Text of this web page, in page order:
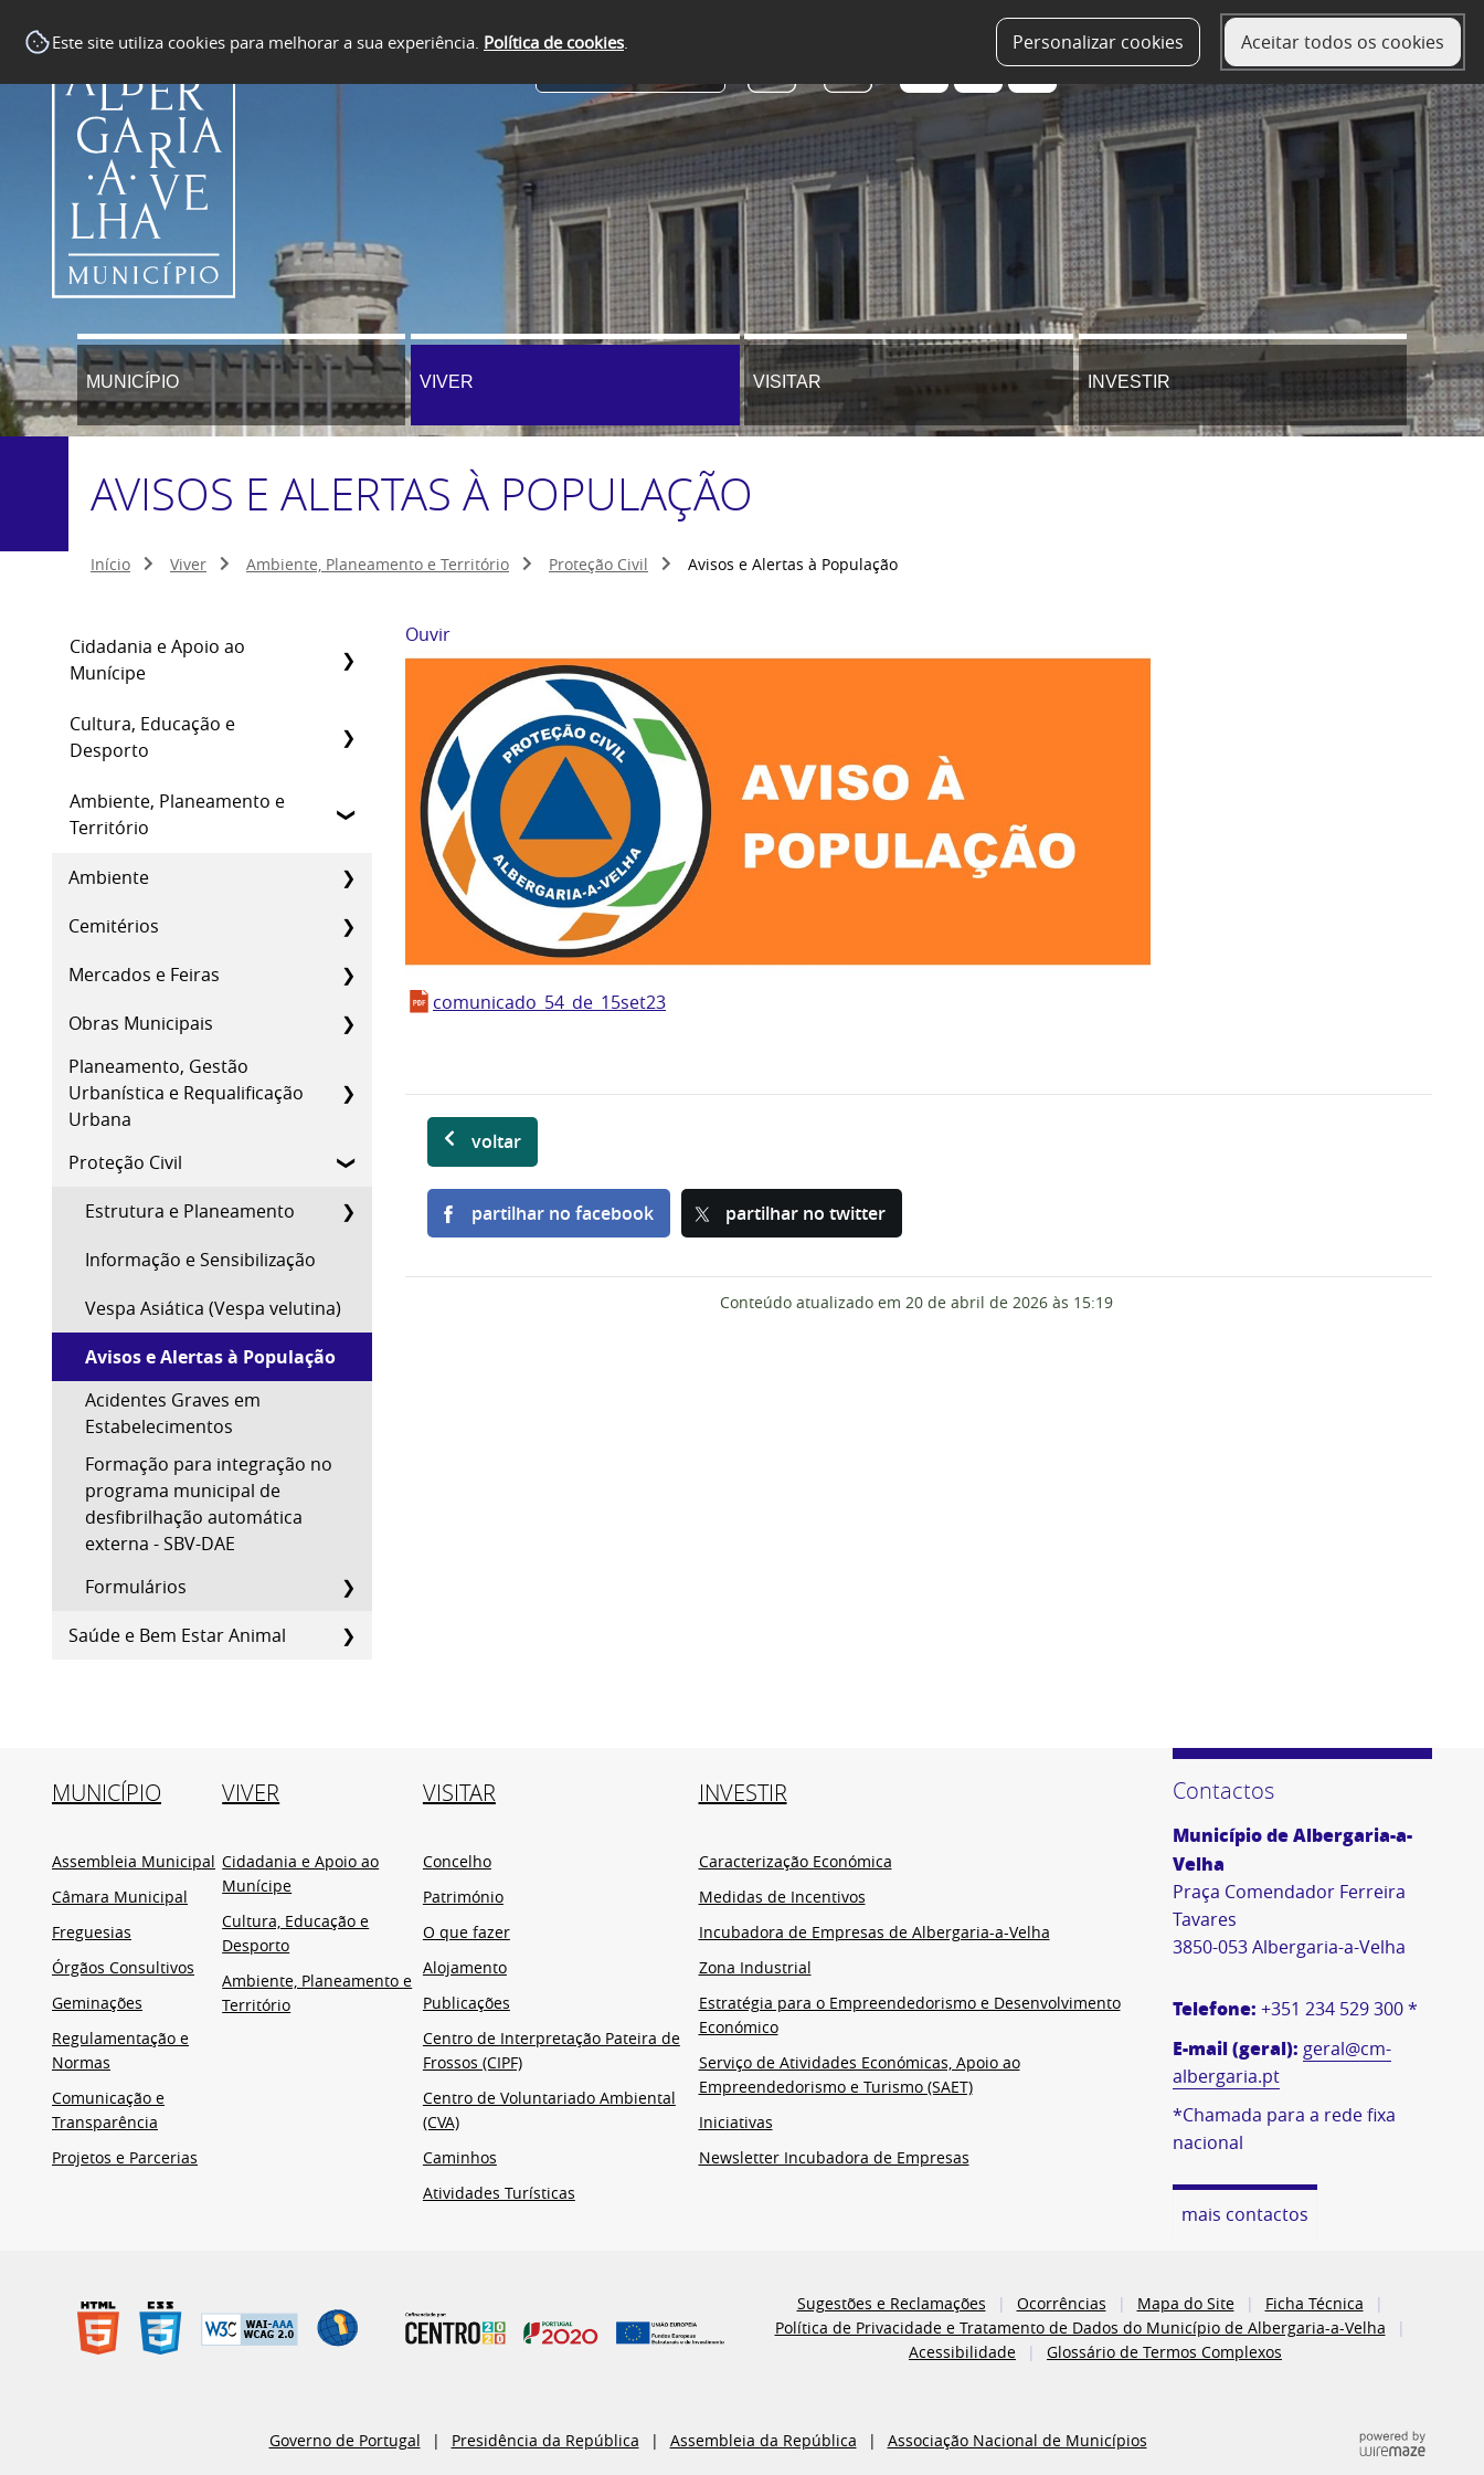
Este site utiliza cookies para melhorar a sua experiência. Política de cookies. Personalizar cookies
Aceitar todos os cookies
MUNICÍPIO VIVER VISITAR INVESTIR
AVISOS E ALERTAS À POPULAÇÃO
Início Viver Ambiente, Planeamento e Território Proteção Civil Avisos e Alertas à População
Cidadania e Apoio ao
Munícipe
Cultura, Educação e
Desporto
Ambiente, Planeamento e
Território
Ambiente
Cemitérios
Mercados e Feiras
Obras Municipais
Planeamento, Gestão
Urbanística e Requalificação
Urbana
Proteção Civil
Estrutura e Planeamento
Informação e Sensibilização
Vespa Asiática (Vespa velutina)
Avisos e Alertas à População
Acidentes Graves em
Estabelecimentos
Formação para integração no
programa municipal de
desfibrilhação automática
externa - SBV-DAE
Formulários
Saúde e Bem Estar Animal
Ouvir
comunicado_54_de_15set23
voltar
partilhar no facebook partilhar no twitter
Conteúdo atualizado em 20 de abril de 2026 às 15:19
MUNICÍPIO
Assembleia Municipal
Câmara Municipal
Freguesias
Órgãos Consultivos
Geminações
Regulamentação e
Normas
Comunicação e
Transparência
Projetos e Parcerias
VIVER
Cidadania e Apoio ao
Munícipe
Cultura, Educação e
Desporto
Ambiente, Planeamento e
Território
VISITAR
Concelho
Património
O que fazer
Alojamento
Publicações
Centro de Interpretação Pateira de
Frossos (CIPF)
Centro de Voluntariado Ambiental
(CVA)
Caminhos
Atividades Turísticas
INVESTIR
Caracterização Económica
Medidas de Incentivos
Incubadora de Empresas de Albergaria-a-Velha
Zona Industrial
Estratégia para o Empreendedorismo e Desenvolvimento
Económico
Serviço de Atividades Económicas, Apoio ao
Empreendedorismo e Turismo (SAET)
Iniciativas
Newsletter Incubadora de Empresas
Contactos
Município de Albergaria-a-
Velha
Praça Comendador Ferreira
Tavares
3850-053 Albergaria-a-Velha
Telefone: +351 234 529 300 *
E-mail (geral): geral@cm-
albergaria.pt
*Chamada para a rede fixa
nacional
mais contactos
Sugestões e Reclamações Ocorrências Mapa do Site
Ficha Técnica
Política de Privacidade e Tratamento de Dados do Município de Albergaria-a-Velha
Acessibilidade
Glossário de Termos Complexos
Governo de Portugal Presidência da República Assembleia da República Associação Nacional de Municípios